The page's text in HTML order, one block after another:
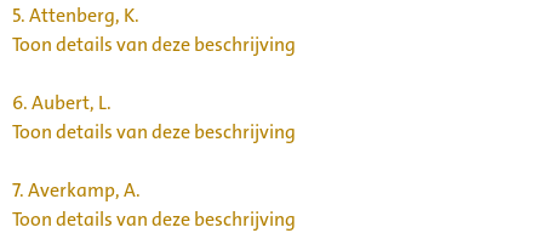
5.Attenberg, K.
Toon details van deze beschrijving
6.Aubert, L.
Toon details van deze beschrijving
7.Averkamp, A.
Toon details van deze beschrijving